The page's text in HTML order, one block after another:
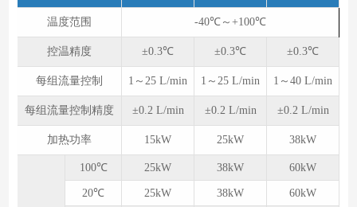
温度范围 -40℃～+100℃
控温精度 ±0.3℃ ±0.3℃ ±0.3℃
每组流量控制 1～25 L/min 1～25 L/min 1～40 L/min
每组流量控制精度 ±0.2 L/min ±0.2 L/min ±0.2 L/min
加热功率 15kW 25kW 38kW
100℃ 25kW 38kW 60kW
20℃ 25kW 38kW 60kW